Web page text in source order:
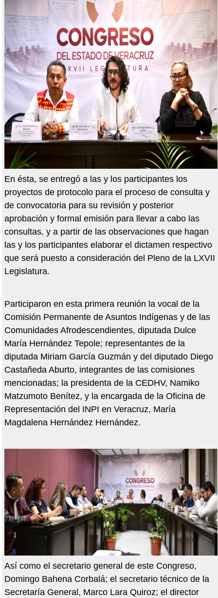
En ésta, se entregó a las y los participantes los
proyectos de protocolo para el proceso de consulta y
de convocatoria para su revisión y posterior
aprobación y formal emisión para llevar a cabo las
consultas, y a partir de las observaciones que hagan
las y los participantes elaborar el dictamen respectivo
que será puesto a consideración del Pleno de la LXVII
Legislatura.
Participaron en esta primera reunión la vocal de la
Comisión Permanente de Asuntos Indígenas y de las
Comunidades Afrodescendientes, diputada Dulce
María Hernández Tepole; representantes de la
diputada Miriam García Guzmán y del diputado Diego
Castañeda Aburto, integrantes de las comisiones
mencionadas; la presidenta de la CEDHV, Namiko
Matzumoto Benítez, y la encargada de la Oficina de
Representación del INPI en Veracruz, María
Magdalena Hernández Hernández.
Así como el secretario general de este Congreso,
Domingo Bahena Corbalá; el secretario técnico de la
Secretaría General, Marco Lara Quiroz; el director